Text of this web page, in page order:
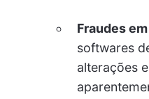
Fraudes
softwares
alterações